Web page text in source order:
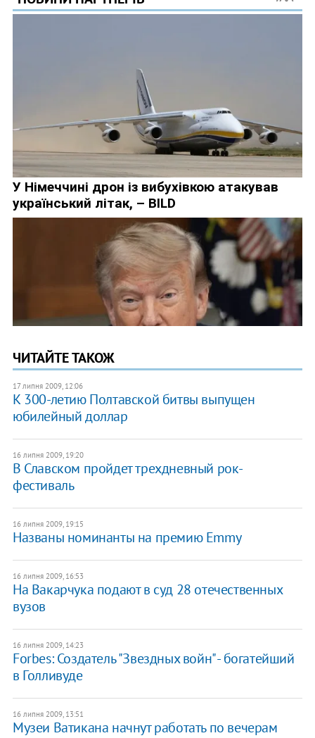
ЧИТАЙТЕ ТАКОЖ
17 липня 2009, 12:06
К 300-летию Полтавской битвы выпущен
юбилейный доллар
16 липня 2009, 19:20
В Славском пройдет трехдневный рок-
фестиваль
16 липня 2009, 19:15
Названы номинанты на премию Emmy
16 липня 2009, 16:53
На Вакарчука подают в суд 28 отечественных
вузов
16 липня 2009, 14:23
Forbes: Создатель "Звездных войн" - богатейший
в Голливуде
16 липня 2009, 13:51
Музеи Ватикана начнут работать по вечерам